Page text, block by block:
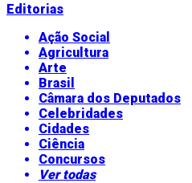
Editorias
Ação Social
Agricultura
Arte
Brasil
Câmara dos Deputados
Celebridades
Cidades
Ciência
Concursos
Ver todas